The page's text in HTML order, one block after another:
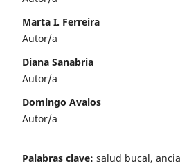
Marta I. Ferreira
Autor/a
Diana Sanabria
Autor/a
Domingo Avalos
Autor/a
Palabras clave: salud bucal,